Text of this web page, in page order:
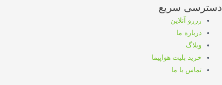
دسترسی سریع
رزرو آنلاین
درباره ما
وبلاگ
خرید بلیت هواپیما
تماس با ما